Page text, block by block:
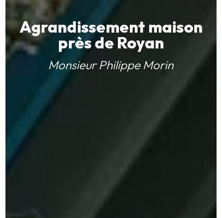
Agrandissement maison
près de Royan
Monsieur Philippe Morin